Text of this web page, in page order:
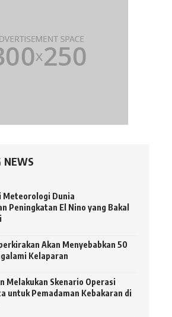
NEWS
Meteorologi Dunia
Peningkatan El Nino yang Bakal
Akan Menyebabkan 50
Kelaparan
Melakukan Skenario Operasi
untuk Pemadaman Kebakaran di